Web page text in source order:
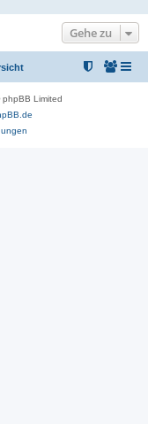
Gehe zu
Limited